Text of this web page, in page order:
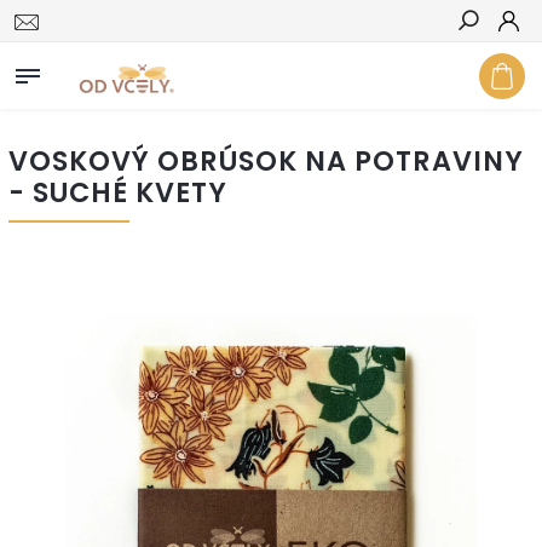
Hľadať
VOSKOVÝ OBRÚSOK NA POTRAVINY
- SUCHÉ KVETY